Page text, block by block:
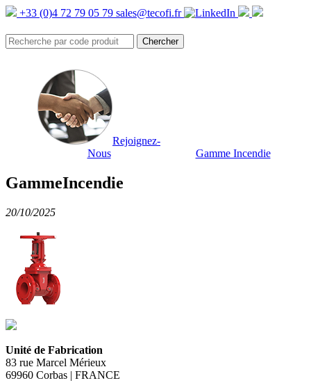
+33 (0)4 72 79 05 79 sales@tecofi.fr
Rejoignez-
Nous
Gamme Incendie
GammeIncendie
20/10/2025
Unité de Fabrication
83 rue Marcel Mérieux
69960 Corbas | FRANCE